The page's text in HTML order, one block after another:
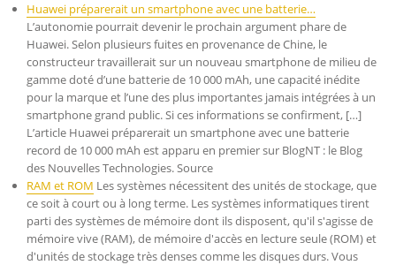
Huawei préparerait un smartphone avec une batterie…
L’autonomie pourrait devenir le prochain argument phare de
Huawei. Selon plusieurs fuites en provenance de Chine, le
constructeur travaillerait sur un nouveau smartphone de milieu de
gamme doté d’une batterie de 10 000 mAh, une capacité inédite
pour la marque et l’une des plus importantes jamais intégrées à un
smartphone grand public. Si ces informations se confirment, […]
L’article Huawei préparerait un smartphone avec une batterie
record de 10 000 mAh est apparu en premier sur BlogNT : le Blog
des Nouvelles Technologies. Source
RAM et ROM Les systèmes nécessitent des unités de stockage, que
ce soit à court ou à long terme. Les systèmes informatiques tirent
parti des systèmes de mémoire dont ils disposent, qu'il s'agisse de
mémoire vive (RAM), de mémoire d'accès en lecture seule (ROM) et
d'unités de stockage très denses comme les disques durs. Vous